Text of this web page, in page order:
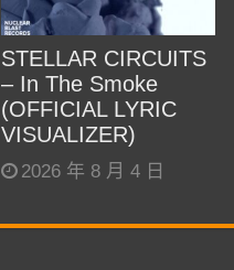
STELLAR CIRCUITS
– In The Smoke
(OFFICIAL LYRIC
VISUALIZER)
2026 年 8 月 4 日